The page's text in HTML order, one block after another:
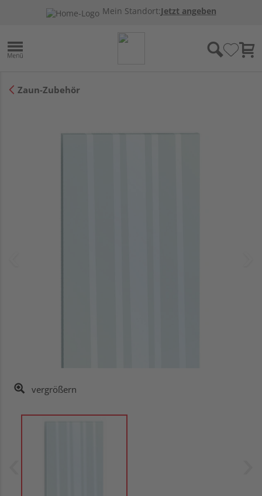
Mein Standort:Jetzt angeben
Zaun-Zubehör
vergrößern